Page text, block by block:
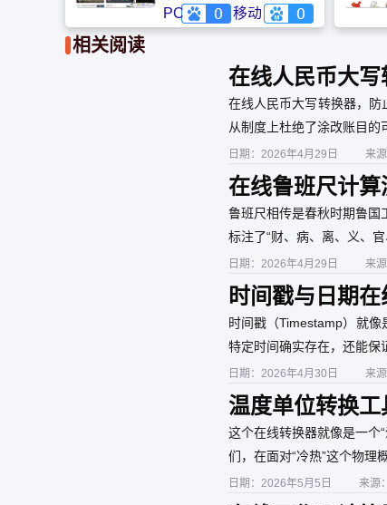
亿，最高同时在线帐户数达到
1.454亿。目前，腾讯50%以上
搜索引擎、信息安全以及游戏
等方面都拥有了相当数量的专
利申请。2007年，腾讯投资过
亿元在北京、上海和深圳三地
设立了中国互联网首家研究院
核心基础技术的自主研发，正
PC 移动
相关阅读
在线人民币大
在线人民币大写转换器，防
从制度上杜绝了涂改账目的
日期：2026年4月29日 来
在线鲁班尺计
尺同时对比查询
鲁班尺相传是春秋时期鲁国
标注了“财、病、离、义、
日期：2026年4月29日 来
时间戳与日期
时间戳（Timestamp）就像
特定时间确实存在，还能保
时间戳，时间戳的好处就
护你的原创文章、设计图、
日期：2026年4月30日 来
温度单位转换
列氏度这五种
这个在线转换器就像是一个
们，在面对“冷热”这个物理
日期：2026年5月5日 来源